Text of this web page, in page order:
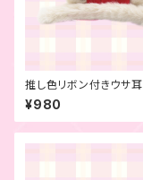
推し色リボン付きウサ
ン レッド
¥980